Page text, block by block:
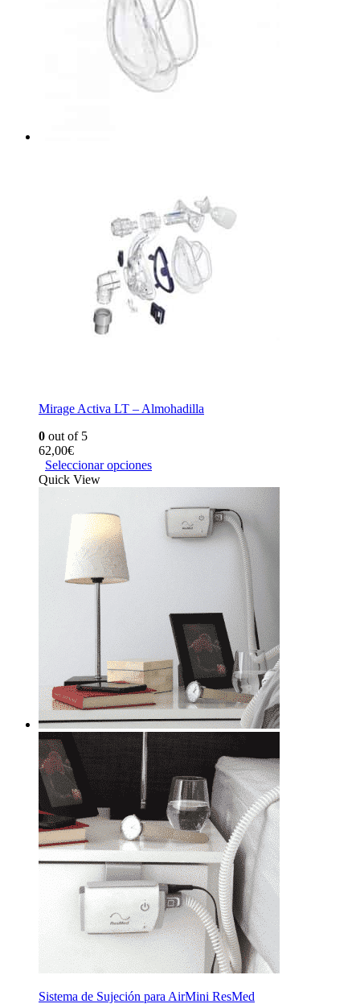
Mirage Activa LT – Almohadilla
0 out of 5
62,00€
Seleccionar opciones
Quick View
Sistema de Sujeción para AirMini ResMed